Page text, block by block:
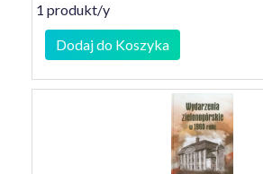
1 produkt/y
Dodaj do Koszyka